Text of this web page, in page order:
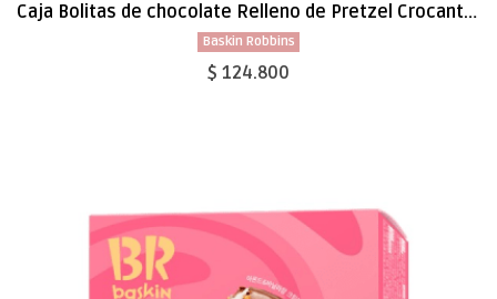
Caja Bolitas de chocolate Relleno de Pretzel Crocante 32g x 96
Baskin Robbins
$ 124.800